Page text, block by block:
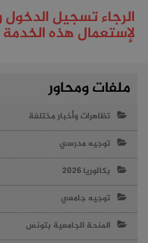
الرجاء تسجيل
لإستعمال هذه الخدمة
ملفات ومحاور
تظاهرات وأخبار مختلفة
توجيه مدرسي
بكالوريا 2026
توجيه جامعي
المنحة الجامعية بتونس